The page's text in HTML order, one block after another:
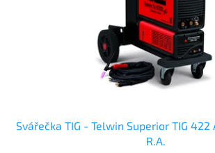
Svářečka TIG - Telwin Superior TIG 422
R.A.